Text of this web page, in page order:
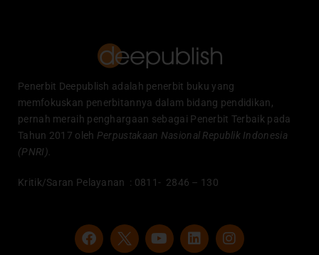
Penerbit Deepublish adalah penerbit buku yang
memfokuskan penerbitannya dalam bidang pendidikan,
pernah meraih penghargaan sebagai Penerbit Terbaik pada
Tahun 2017 oleh Perpustakaan Nasional Republik Indonesia
(PNRI).
Kritik/Saran Pelayanan : 0811- 2846 – 130
F
a
Y
o
L
i
I
n